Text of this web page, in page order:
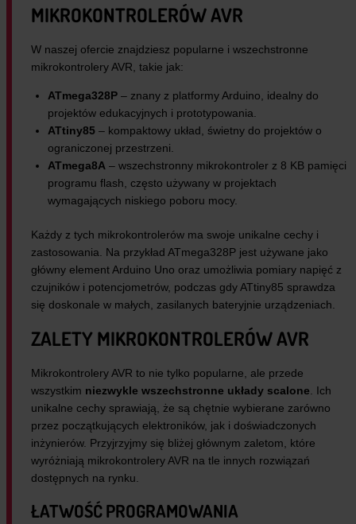
MIKROKONTROLERÓW AVR
W naszej ofercie znajdziesz popularne i wszechstronne
mikrokontrolery AVR, takie jak:
ATmega328P – znany z platformy Arduino, idealny do
projektów edukacyjnych i prototypowania.
ATtiny85 – kompaktowy układ, świetny do projektów o
ograniczonej przestrzeni.
ATmega8A – wszechstronny mikrokontroler z 8 KB pamięci
programu flash, często używany w projektach
wymagających niskiego poboru mocy.
Każdy z tych mikrokontrolerów ma swoje unikalne cechy i
zastosowania. Na przykład ATmega328P jest używane jako
główny element Arduino Uno oraz umożliwia pomiary napięć z
czujników i potencjometrów, podczas gdy ATtiny85 sprawdza
się doskonale w małych, zasilanych bateryjnie urządzeniach.
ZALETY MIKROKONTROLERÓW AVR
Mikrokontrolery AVR to nie tylko popularne, ale przede
wszystkim niezwykle wszechstronne układy scalone . Ich
unikalne cechy sprawiają, że są chętnie wybierane zarówno
przez początkujących elektroników, jak i doświadczonych
inżynierów. Przyjrzyjmy się bliżej głównym zaletom, które
wyróżniają mikrokontrolery AVR na tle innych rozwiązań
dostępnych na rynku.
ŁATWOŚĆ PROGRAMOWANIA